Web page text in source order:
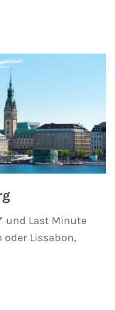
und Last Minute
oder Lissabon,